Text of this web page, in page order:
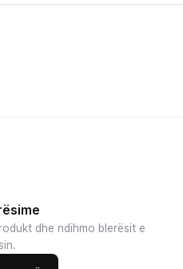
dhe ndihmo blerësit e